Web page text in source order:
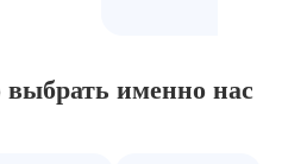
именно нас